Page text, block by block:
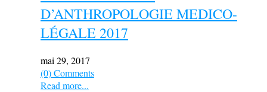
D’ANTHROPOLOGIE MEDICO-
LÉGALE 2017
mai 29, 2017
(0) Comments
Read more...